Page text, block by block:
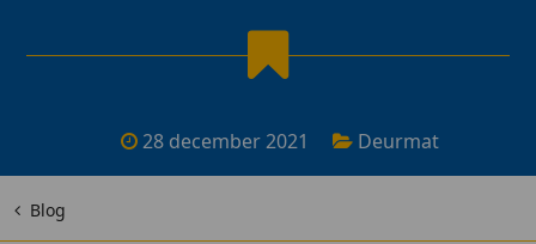
28 december 2021 Deurmat
Blog